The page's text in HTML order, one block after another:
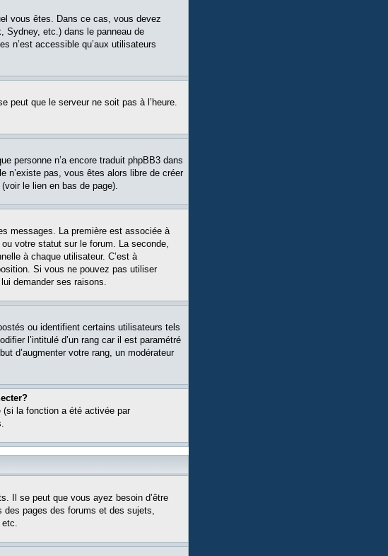
vous êtes. Dans ce cas, vous devez
Sydney, etc.) dans le panneau de
n’est accessible qu’aux utilisateurs
peut que le serveur ne soit pas à l’heure.
personne n’a encore traduit phpBB3 dans
n’existe pas, vous êtes alors libre de créer
le lien en bas de page).
messages. La première est associée à
votre statut sur le forum. La seconde,
à chaque utilisateur. C’est à
Si vous ne pouvez pas utiliser
demander ses raisons.
ou identifient certains utilisateurs tels
l’intitulé d’un rang car il est paramétré
d’augmenter votre rang, un modérateur
(si la fonction a été activée par
Il se peut que vous ayez besoin d’être
des pages des forums et des sujets,
etc.